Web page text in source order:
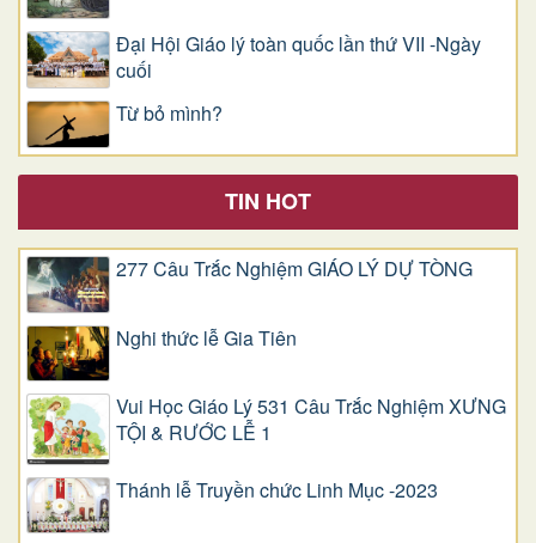
Đại Hội Giáo lý toàn quốc lần thứ VII -Ngày
cuối
Từ bỏ mình?
TIN HOT
277 Câu Trắc Nghiệm GIÁO LÝ DỰ TÒNG
Nghi thức lễ Gia Tiên
Vui Học Giáo Lý 531 Câu Trắc Nghiệm XƯNG
TỘI & RƯỚC LỄ 1
Thánh lễ Truyền chức Linh Mục -2023